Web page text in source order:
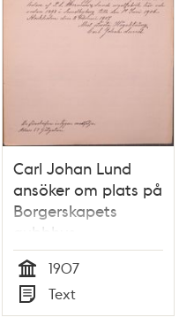
Carl Johan Lund
ansöker om plats på
Borgerskapets
gubbhus
Tid
1907
Typ
Text